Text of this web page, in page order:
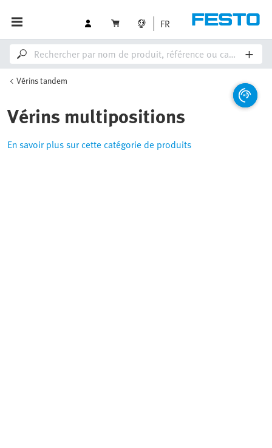
FR
Vérins tandem
Vérins multipositions
En savoir plus sur cette catégorie de produits